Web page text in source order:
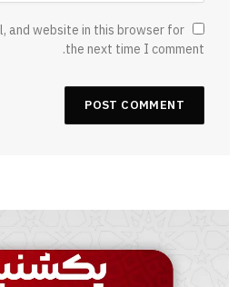
and website in this browser for
the next time I comment.